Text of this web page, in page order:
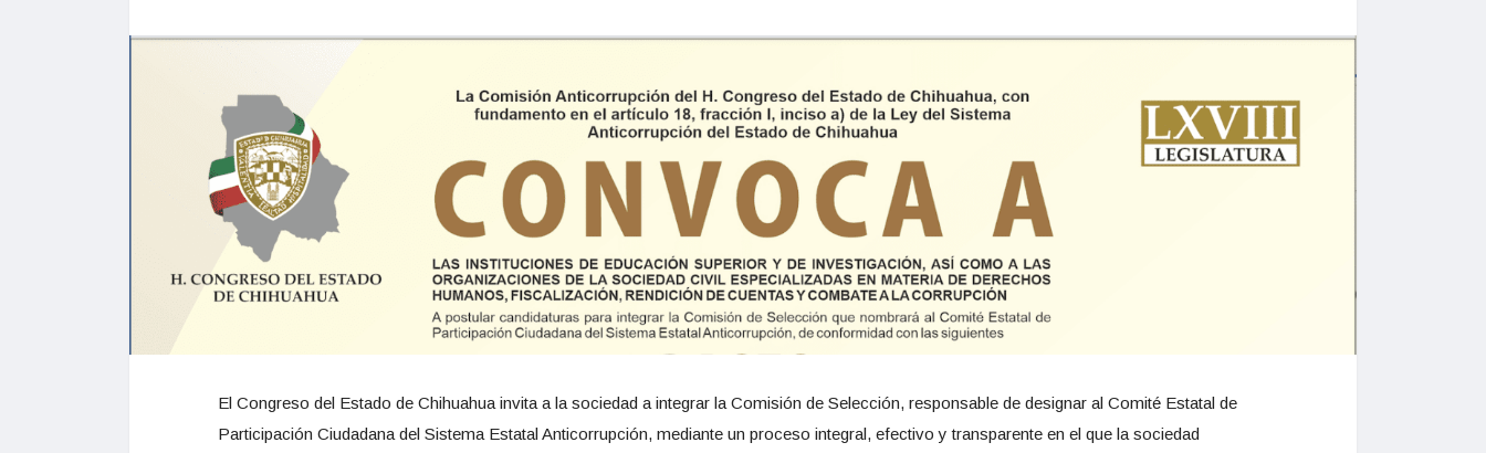
El Congreso del Estado de Chihuahua invita a la sociedad a integrar la Comisión de Selección, responsable de designar al Comité Estatal de
Participación Ciudadana del Sistema Estatal Anticorrupción, mediante un proceso integral, efectivo y transparente en el que la sociedad